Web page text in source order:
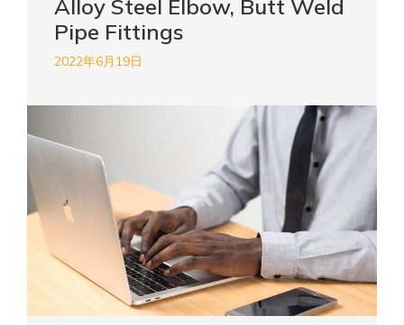
Alloy Steel Elbow, Butt Weld
Pipe Fittings
2022年6月19日